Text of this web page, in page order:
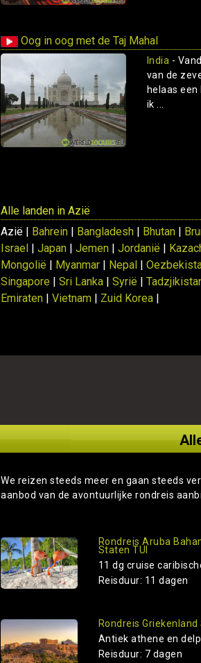
Oog in oog met de Taj Mahal
India -
van de
helaas
ik ...
Alle landen in Azië
Azië |
Bahrein Bangladesh Bhutan
Israel
|Japan |Jemen |Jordanië
Mongolië
Myanmar Nepal |
Singapore |Sri Lanka |Syrië |
Emiraten |Vietnam Zuid Korea
We reizen steeds meer en gaan steeds
aanbod van de avontuurlijke rondreis
Rondreis Aruba
Staten TUI
11 dg cruise
Reisduur: 11 dagen
Rondreis Griekenland
Antiek athene en
Reisduur: 7 dagen